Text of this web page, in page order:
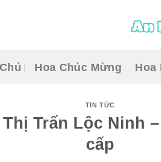
Hoa Chúc Mừng Hoa
TIN TỨC
Trấn Lộc Ninh
cấp